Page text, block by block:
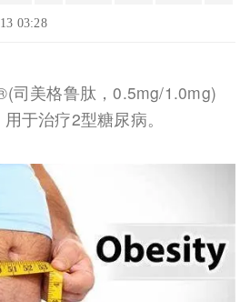
03:28
司美格鲁肽，0.5mg/1.0mg)
于治疗2型糖尿病。